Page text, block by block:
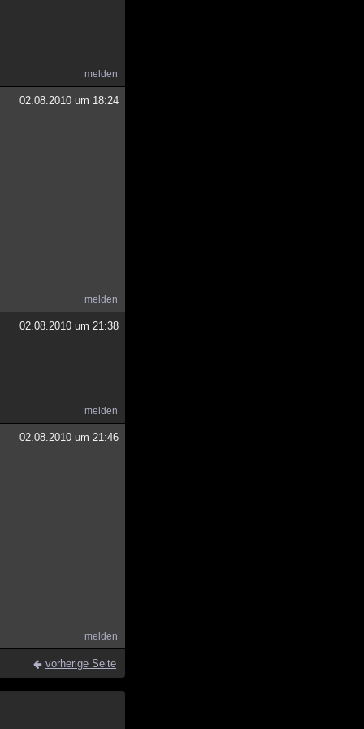
melden
02.08.2010 um 18:24
melden
02.08.2010 um 21:38
melden
02.08.2010 um 21:46
melden
vorherige Seite